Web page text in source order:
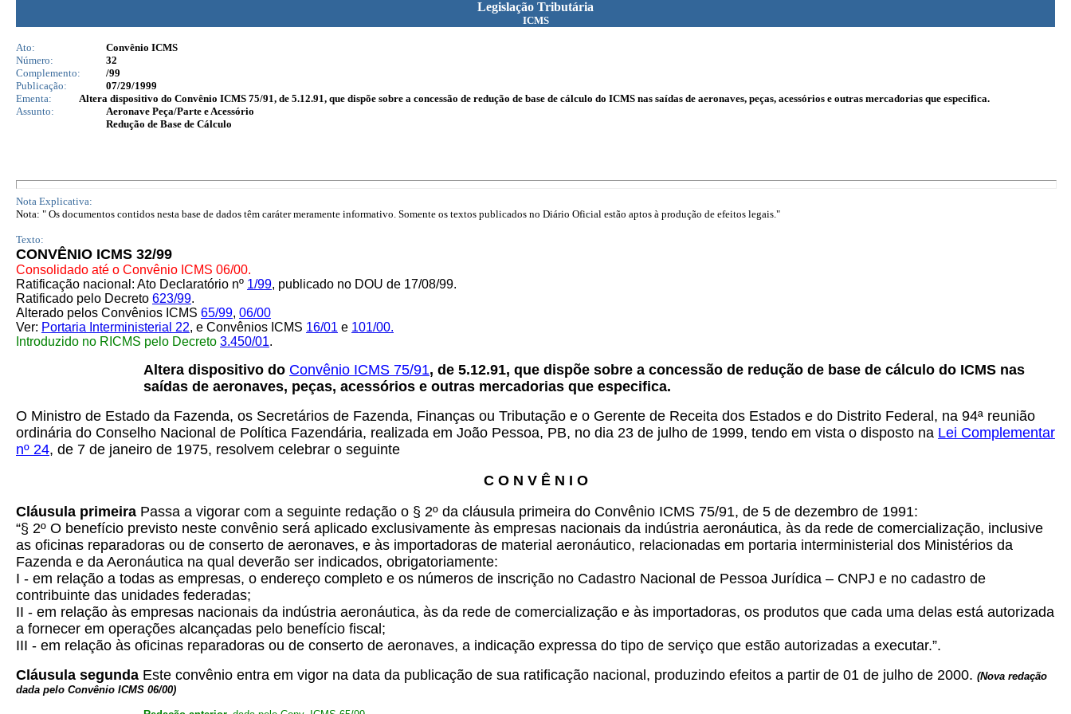
Legislação Tributária
ICMS
Ato:
Convênio ICMS
Número:
32
Complemento:
/99
Publicação:
07/29/1999
Ementa:
Altera dispositivo do Convênio ICMS 75/91, de 5.12.91, que dispõe sobre a concessão de redução de base de cálculo do ICMS nas saídas de aeronaves, peças, acessórios e outras mercadorias que especifica.
Assunto:
Aeronave Peça/Parte e Acessório
Redução de Base de Cálculo
Nota Explicativa:
Nota: " Os documentos contidos nesta base de dados têm caráter meramente informativo. Somente os textos publicados no Diário Oficial estão aptos à produção de efeitos legais."
Texto:
CONVÊNIO ICMS 32/99
Consolidado até o Convênio ICMS 06/00.
Ratificação nacional: Ato Declaratório nº 1/99, publicado no DOU de 17/08/99.
Ratificado pelo Decreto 623/99.
Alterado pelos Convênios ICMS 65/99, 06/00
Ver: Portaria Interministerial 22, e Convênios ICMS 16/01 e 101/00.
Introduzido no RICMS pelo Decreto 3.450/01.
Altera dispositivo do Convênio ICMS 75/91, de 5.12.91, que dispõe sobre a concessão de redução de base de cálculo do ICMS nas
saídas de aeronaves, peças, acessórios e outras mercadorias que especifica.
O Ministro de Estado da Fazenda, os Secretários de Fazenda, Finanças ou Tributação e o Gerente de Receita dos Estados e do Distrito Federal, na 94ª reunião
ordinária do Conselho Nacional de Política Fazendária, realizada em João Pessoa, PB, no dia 23 de julho de 1999, tendo em vista o disposto na Lei Complementar
nº 24, de 7 de janeiro de 1975, resolvem celebrar o seguinte
C O N V Ê N I O
Cláusula primeira Passa a vigorar com a seguinte redação o § 2º da cláusula primeira do Convênio ICMS 75/91, de 5 de dezembro de 1991:
“§ 2º O benefício previsto neste convênio será aplicado exclusivamente às empresas nacionais da indústria aeronáutica, às da rede de comercialização, inclusive
as oficinas reparadoras ou de conserto de aeronaves, e às importadoras de material aeronáutico, relacionadas em portaria interministerial dos Ministérios da
Fazenda e da Aeronáutica na qual deverão ser indicados, obrigatoriamente:
I - em relação a todas as empresas, o endereço completo e os números de inscrição no Cadastro Nacional de Pessoa Jurídica – CNPJ e no cadastro de
contribuinte das unidades federadas;
II - em relação às empresas nacionais da indústria aeronáutica, às da rede de comercialização e às importadoras, os produtos que cada uma delas está autorizada
a fornecer em operações alcançadas pelo benefício fiscal;
III - em relação às oficinas reparadoras ou de conserto de aeronaves, a indicação expressa do tipo de serviço que estão autorizadas a executar.”.
Cláusula segunda Este convênio entra em vigor na data da publicação de sua ratificação nacional, produzindo efeitos a partir de 01 de julho de 2000. (Nova redação
dada pelo Convênio ICMS 06/00)